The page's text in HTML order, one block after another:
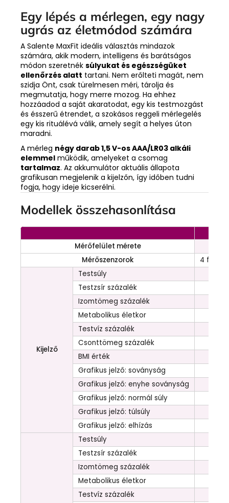
Egy lépés a mérlegen, egy nagy
ugrás az életmódod számára
A Salente MaxFit ideális választás mindazok
számára, akik modern, intelligens és barátságos
módon szeretnék súlyukat és egészségüket
ellenőrzés alatt tartani. Nem erőlteti magát, nem
szidja Önt, csak türelmesen méri, tárolja és
megmutatja, hogy merre mozog. Ha ehhez
hozzáadod a saját akaratodat, egy kis testmozgást
és ésszerű étrendet, a szokásos reggeli mérlegelés
egy kis rituálévá válik, amely segít a helyes úton
maradni.
A mérleg négy darab 1,5 V-os AAA/LR03 alkáli
elemmel működik, amelyeket a csomag
tartalmaz. Az akkumulátor aktuális állapota
grafikusan megjelenik a kijelzőn, így időben tudni
fogja, hogy ideje kicserélni.
Modellek összehasonlítása
Mérőfelület mérete
Mérőszenzorok
4 fém
Kijelző
Testsúly
Testzsír százalék
Izomtömeg százalék
Metabolikus életkor
Testvíz százalék
Csonttömeg százalék
BMI érték
Grafikus jelző: soványság
Grafikus jelző: enyhe soványság
Grafikus jelző: normál súly
Grafikus jelző: túlsúly
Grafikus jelző: elhízás
Testsúly
Testzsír százalék
Izomtömeg százalék
Metabolikus életkor
Testvíz százalék